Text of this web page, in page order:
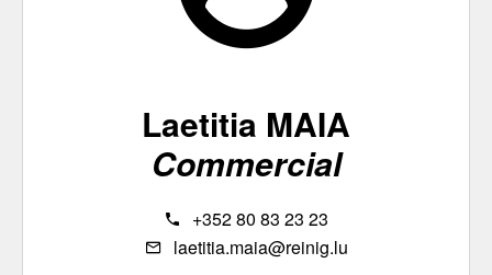
Laetitia MAIA
Commercial
+352 80 83 23 23
laetitia.maia@reinig.lu